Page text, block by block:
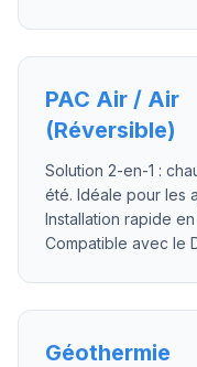
PAC Air / Air
(Réversible)
Solution 2-en-1 :
été. Idéale pour les
Installation rapide
Compatible avec le
Géothermie